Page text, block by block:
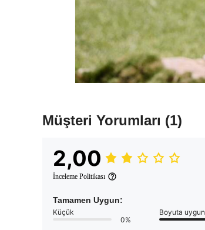
Müşteri Yorumları (1)
2,00
İnceleme Politikası
Tamamen Uygun:
Küçük
0%
Boyuta uygun